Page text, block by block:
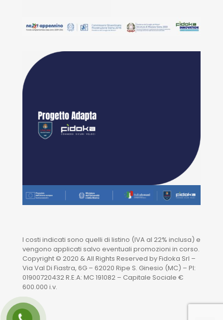
I costi indicati sono quelli di listino (IVA al 22% inclusa) e
vengono applicati salvo eventuali promozioni in corso.
Copyright © 2020 & All Rights Reserved by Fidoka Srl –
Via Val Di Fiastra, 6G – 62020 Ripe S. Ginesio (MC) – PI:
01900720432 R.E.A: MC 191082 – Capitale Sociale €
600.000 i.v.